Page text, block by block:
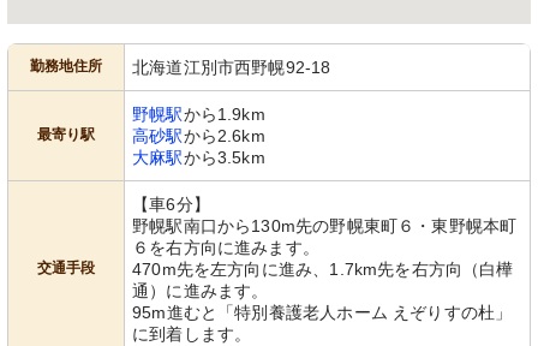
勤務地住所 北海道江別市西野幌92-18
最寄り駅
野幌駅から1.9km
高砂駅から2.6km
大麻駅から3.5km
交通手段
【車6分】
野幌駅南口から130m先の野幌東町６・東野幌本町
６を右方向に進みます。
470m先を左方向に進み、1.7km先を右方向（白樺
通）に進みます。
95m進むと「特別養護老人ホーム えぞりすの杜」
に到着します。